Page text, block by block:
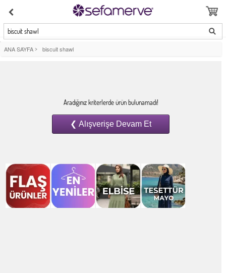
biscuit shawl
ANA SAYFA > biscuit shawl
Aradığınız kriterlerde ürün bulunamadı!